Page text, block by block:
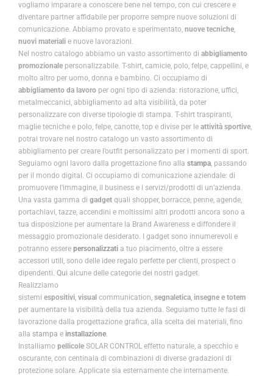
vogliamo imparare a conoscere bene nel tempo, con cui crescere e
diventare partner affidabile per proporre sempre nuove soluzioni di
comunicazione. Abbiamo provato e sperimentato, nuove tecniche,
nuovi materiali e nuove lavorazioni.
Nel nostro catalogo abbiamo un vasto assortimento di abbigliamento
promozionale personalizzabile. T-shirt, camicie, polo, felpe, cappellini, e
molto altro per uomo, donna e bambino. Ci occupiamo di
abbigliamento da lavoro per ogni tipo di azienda: ristorazione, uffici,
metalmeccanici, abbigliamento ad alta visibilità, da poter
personalizzare con diverse tipologie di stampa. T-shirt traspiranti,
maglie tecniche e polo, felpe, canotte, top e divise per le attività sportive,
potrai trovare nel nostro catalogo un vasto assortimento di
abbigliamento per creare l’outfit personalizzato per i momenti di sport.
Seguiamo ogni lavoro dalla progettazione fino alla stampa, passando
per il mondo digital. Ci occupiamo di comunicazione aziendale: di
promuovere l’immagine, il business e i servizi/prodotti di un’azienda.
Una vasta gamma di gadget quali shopper, borracce, penne, agende,
portachiavi, tazze, accendini e moltissimi altri prodotti ancora sono a
tua disposizione per aumentare la Brand Awareness e diffondere il
messaggio promozionale desiderato. I gadget sono innumerevoli e
potranno essere personalizzati a tuo piacimento, oltre a essere
accessori utili, sono delle idee regalo perfette per clienti, prospect o
dipendenti. Qui alcune delle categorie dei nostri gadget.
Realizziamo
sistemi espositivi, visual communication, segnaletica, insegne e totem
per aumentare la visibilità della tua azienda. Seguiamo tutte le fasi di
lavorazione dalla progettazione grafica, alla scelta dei materiali, fino
alla stampa e installazione.
Installiamo pellicole SOLAR CONTROL effetto naturale, a specchio e
oscurante, con centinaia di combinazioni di diverse gradazioni di
protezione solare. Applicate sia esternamente che internamente.